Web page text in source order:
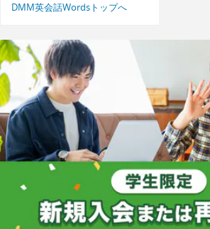
DMM英会話Wordsトップへ